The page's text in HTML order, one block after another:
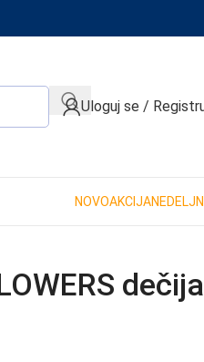
When autocomplete
Uloguj se /
NOVOAKCIJA